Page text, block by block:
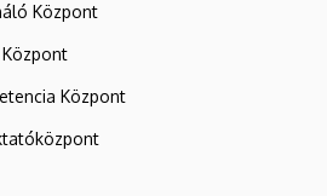
Központ
Központ